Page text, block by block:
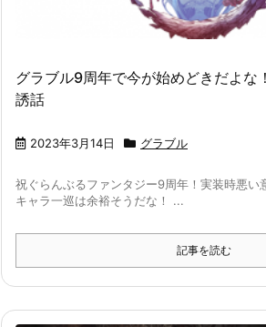
グラブル9周年で今が始めどきだよな
誘話
2023年3月14日 グラブル
祝ぐらんぶるファンタジー9周年！実装時悪い
キャラ一巡は余裕そうだな！ ...
記事を読む